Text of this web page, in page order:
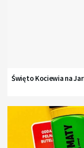
Święto Kociewia na